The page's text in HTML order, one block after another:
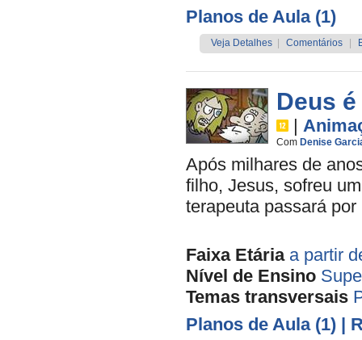
Planos de Aula (1)
Veja Detalhes Comentários
Deus
|
Com Denise
Após milhares de
filho, Jesus, sofreu
terapeuta passará
Faixa Etária a partir
Nível de Ensino
Temas transversais
Planos de Aula (1) |